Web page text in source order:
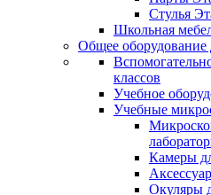
Стулья
Школьная
Общее оборудование
классов
Учебное
Учебные
Камеры
Окуляры